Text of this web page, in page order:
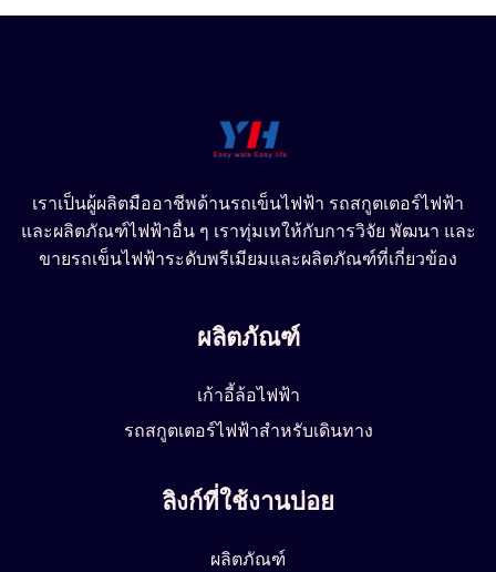
เราเป็นผู้ผลิตมืออาชีพด้านรถเข็นไฟฟ้า รถสกูตเตอร์ไฟฟ้า
และผลิตภัณฑ์ไฟฟ้าอื่น ๆ เราทุ่มเทให้กับการวิจัย พัฒนา และ
ขายรถเข็นไฟฟ้าระดับพรีเมียมและผลิตภัณฑ์ที่เกี่ยวข้อง
ผลิตภัณฑ์
เก้าอี้ล้อไฟฟ้า
รถสกูตเตอร์ไฟฟ้าสำหรับเดินทาง
ลิงก์ที่ใช้งานบ่อย
ผลิตภัณฑ์